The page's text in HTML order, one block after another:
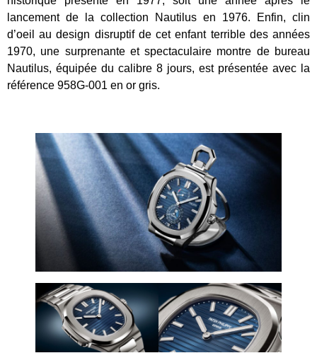
lancement de la collection Nautilus en 1976. Enfin, clin
d’oeil au design disruptif de cet enfant terrible des années
1970, une surprenante et spectaculaire montre de bureau
Nautilus, équipée du calibre 8 jours, est présentée avec la
référence 958G-001 en or gris.